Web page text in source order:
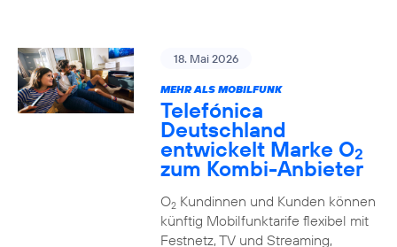
18. Mai 2026
MEHR ALS MOBILFUNK
Telefónica
Deutschland
entwickelt Marke O2
zum Kombi-Anbieter
O2Kundinnen und Kunden können
künftig Mobilfunktarife flexibel mit
Festnetz, TV und Streaming,